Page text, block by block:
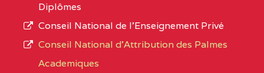
BAMENDA
BAPTIST COMPREHENSIVE COLLEGE
L’offre
d’éducation
de
Diplômes
Conseil National de l’Enseignement Privé
Conseil National d'Attribution des Palmes
Academiques